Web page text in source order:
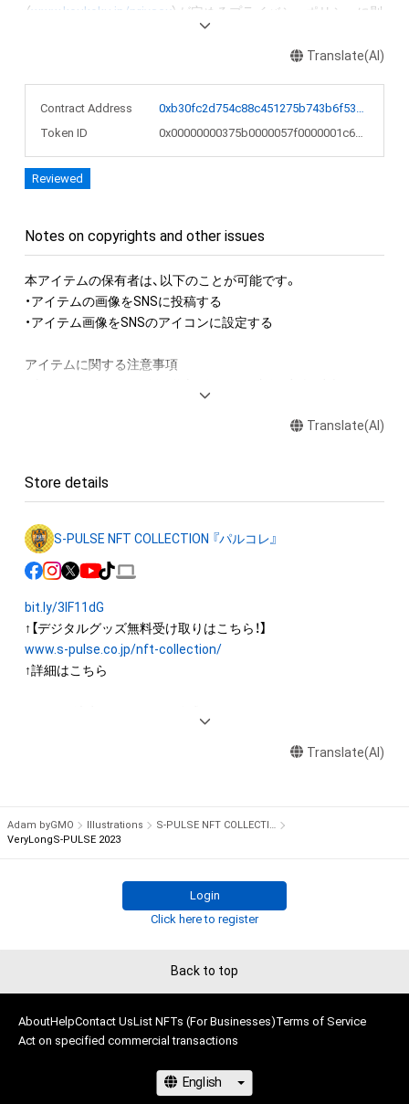
（ www.koukoku.jp/privacy ）が定めるプライバシーポリシーに則
Translate(AI)
Contract Address
0xb30fc2d754c88c451275b743b6f530f19f643683
Token ID
0x00000000375b0000057f0000001c679c
Reviewed
Notes on copyrights and other issues
本アイテムの保有者は、以下のことが可能です。
・アイテムの画像をSNSに投稿する
・アイテム画像をSNSのアイコンに設定する
アイテムに関する注意事項
産権(著作権、特許権、実用新案権、商標権、意匠権その他の知的
の著作権を有する方、著作隣接権の権利者またはその管理委託
そのため、本アイテムを保有していたとしても、本アイテムに関
する創作物にかかる知的財産権を有することを意味しません。
・本アイテムの著作権を有する方、著作隣接権の権利者またはそ
アイテムの保有者が有する権利」の範囲を超えた行為、知的財産
権を侵害するおそれのある行為(改変、公開、配布、逆コンパイ
ル、リバースエンジニアリングを含みますが、これに限定されま
せん。) を行うことはできません。
に反する利用またはその恐れのある利用など、作成者が不適切
であると判断した場合、利用をお断りさせていただきます。
kikaku@s-pulse.co.jp
Translate(AI)
Store details
S-PULSE NFT COLLECTION 『パルコレ』
bit.ly/3IF11dG
www.s-pulse.co.jp/nft-collection/
↑詳細はこちら
世界に一つしかないエスパルスのNFT COLLECTIONをゲットし
Translate(AI)
Adam byGMO Illustrations
S-PULSE NFT COLLECTION 『パルコレ』
VeryLongS-PULSE 2023
Login
Click here to register
Back to top
AboutHelpContact UsList NFTs (For Businesses)Terms of Service
Act on specified commercial transactions